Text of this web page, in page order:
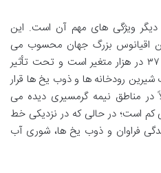
ویژگی های مهم آن است. این
اقیانوس بزرگ جهان محسوب می
شود. شوری سطح آب بین ۳۳ تا ۳۷ در هزار متغیر است و تحت تأثیر
رودخانه ها و ذوب یخ ها قرار
در مناطق نیمه گرمسیری دیده می
کم است؛ در حالی که در نزدیکی خط
فراوان و ذوب یخ ها، شوری آب